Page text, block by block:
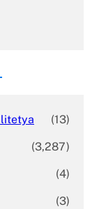
(13)
(3,287)
(4)
(3)